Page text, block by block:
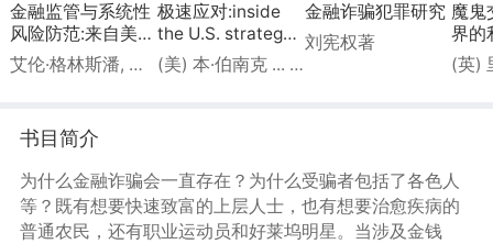
金融监管与系统性
风险防范:来自美联
储的观点
艾伦·格林斯潘, 本·伯南克, 珍妮特·耶伦著
极速应对:inside
the U.S. strategy
for fighting the
2007-2009 global
(美) 本·伯南克 ... [等] 编
金融诈骗犯罪研究
刘宪权著
魔鬼
界的
末
书目简介
为什么金融诈骗会一直存在？为什么受骗者包括了各色人
等？既有想要快速致富的上层人士，也有想要治愈疾病的
普通农民，还有职业运动员和好莱坞明星。当涉及金钱